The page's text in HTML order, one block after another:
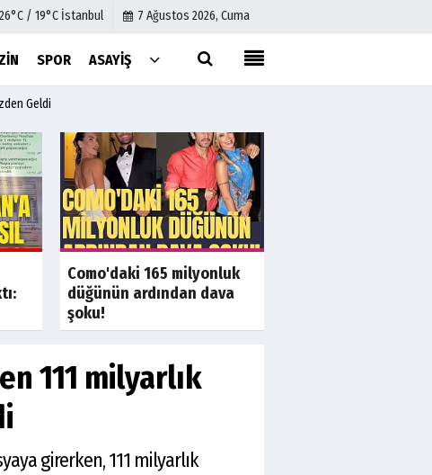
26°C / 19°C İstanbul 7 Ağustos 2026, Cuma
SPOR ASAYIŞ
İletişim
Çerez Politikası
Gizlilik İlkeleri
Geldi
Son Dakika
Como'daki 165 milyonluk
düğünün ardından dava
şoku!
111 milyarlık
girerken, 111 milyarlık